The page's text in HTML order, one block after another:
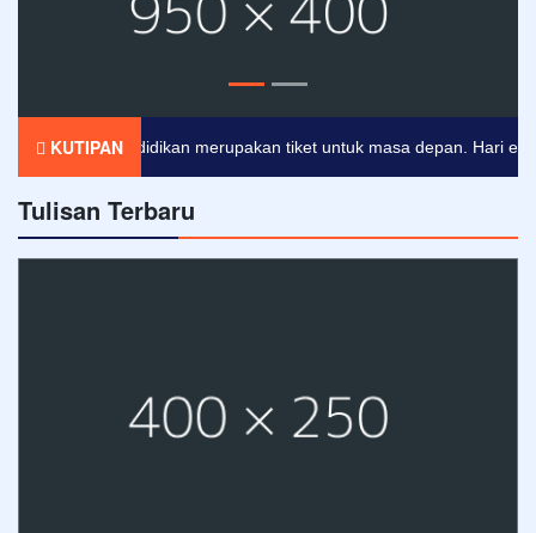
KUTIPAN
Pendidikan merupakan tiket untuk masa depan. Hari esok
Tulisan Terbaru